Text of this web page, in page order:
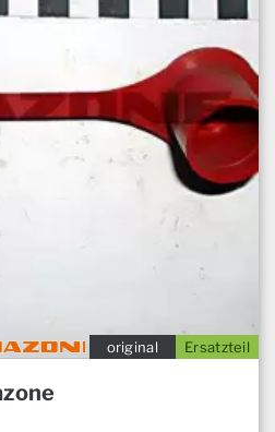
Ersatzteil
original